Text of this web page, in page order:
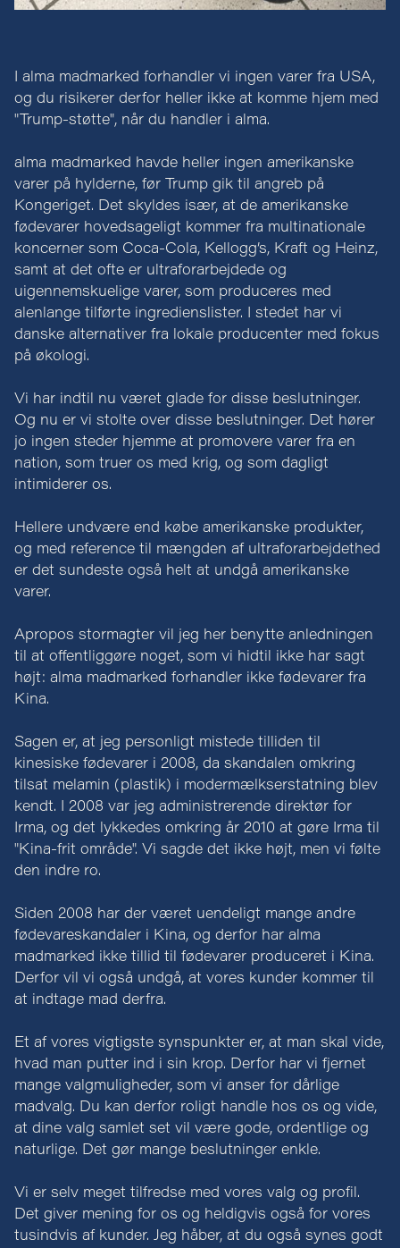
I alma madmarked forhandler vi ingen varer fra USA,
og du risikerer derfor heller ikke at komme hjem med
"Trump-støtte", når du handler i alma.
alma madmarked havde heller ingen amerikanske
varer på hylderne, før Trump gik til angreb på
Kongeriget. Det skyldes især, at de amerikanske
fødevarer hovedsageligt kommer fra multinationale
koncerner som Coca-Cola, Kellogg’s, Kraft og Heinz,
samt at det ofte er ultraforarbejdede og
uigennemskuelige varer, som produceres med
alenlange tilførte ingredienslister. I stedet har vi
danske alternativer fra lokale producenter med fokus
på økologi.
Vi har indtil nu været glade for disse beslutninger.
Og nu er vi stolte over disse beslutninger. Det hører
jo ingen steder hjemme at promovere varer fra en
nation, som truer os med krig, og som dagligt
intimiderer os.
Hellere undvære end købe amerikanske produkter,
og med reference til mængden af ultraforarbejdethed
er det sundeste også helt at undgå amerikanske
varer.
Apropos stormagter vil jeg her benytte anledningen
til at offentliggøre noget, som vi hidtil ikke har sagt
højt: alma madmarked forhandler ikke fødevarer fra
Kina.
Sagen er, at jeg personligt mistede tilliden til
kinesiske fødevarer i 2008, da skandalen omkring
tilsat melamin (plastik) i modermælkserstatning blev
kendt. I 2008 var jeg administrerende direktør for
Irma, og det lykkedes omkring år 2010 at gøre Irma til
"Kina-frit område". Vi sagde det ikke højt, men vi følte
den indre ro.
Siden 2008 har der været uendeligt mange andre
fødevareskandaler i Kina, og derfor har alma
madmarked ikke tillid til fødevarer produceret i Kina.
Derfor vil vi også undgå, at vores kunder kommer til
at indtage mad derfra.
Et af vores vigtigste synspunkter er, at man skal vide,
hvad man putter ind i sin krop. Derfor har vi fjernet
mange valgmuligheder, som vi anser for dårlige
madvalg. Du kan derfor roligt handle hos os og vide,
at dine valg samlet set vil være gode, ordentlige og
naturlige. Det gør mange beslutninger enkle.
Vi er selv meget tilfredse med vores valg og profil.
Det giver mening for os og heldigvis også for vores
tusindvis af kunder. Jeg håber, at du også synes godt